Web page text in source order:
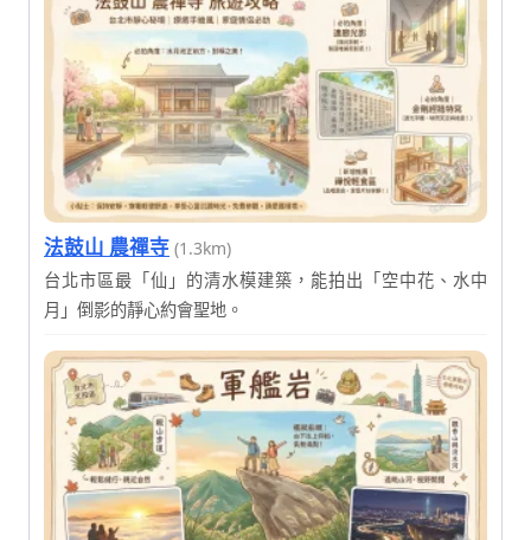
法鼓山 農禪寺 (1.3km)
台北市區最「仙」的清水模建築，能拍出「空中花、水中
月」倒影的靜心約會聖地。